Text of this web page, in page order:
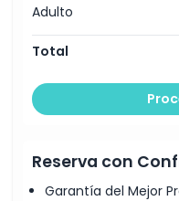
Política de Cancelación
Adulto
Total
Reserva con
Garantía del Mejor